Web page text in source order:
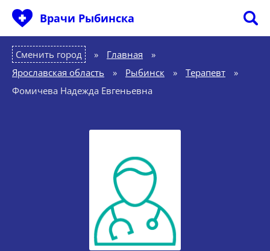
Врачи Рыбинска
Сменить город Главная
»
Ярославская область
» Рыбинск » Терапевт
»
Фомичева Надежда Евгеньевна